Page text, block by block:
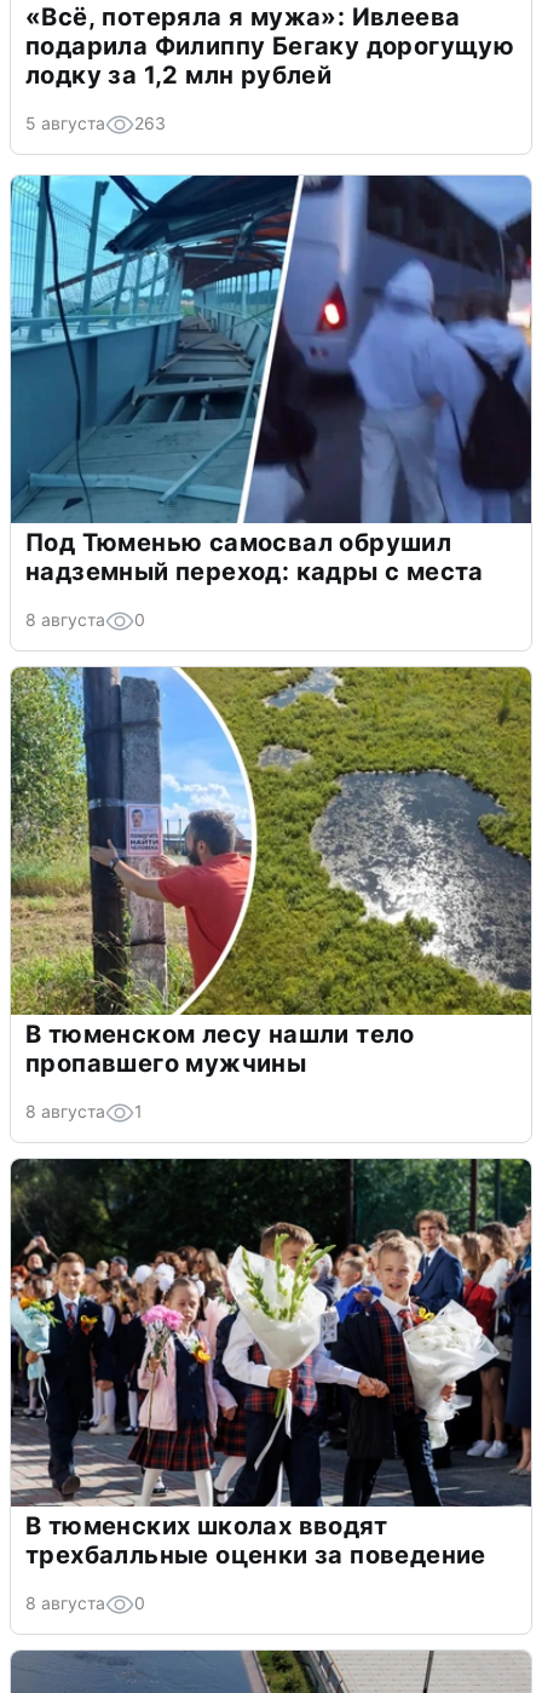
«Всё, потеряла я мужа»: Ивлеева
подарила Филиппу Бегаку дорогущую
лодку за 1,2 млн рублей
5 августа 263
Под Тюменью самосвал обрушил
надземный переход: кадры с места
8 августа 0
В тюменском лесу нашли тело
пропавшего мужчины
8 августа 1
В тюменских школах вводят
трехбалльные оценки за поведение
8 августа 0